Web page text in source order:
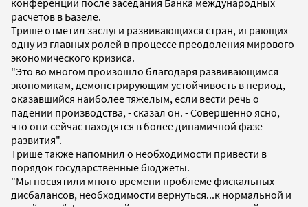
расчетов в Базеле.
Трише отметил заслуги развивающихся стран, играющих
одну из главных ролей в процессе преодоления мирового
экономического кризиса.
"Это во многом произошло благодаря развивающимся
экономикам, демонстрирующим устойчивость в период,
оказавшийся наиболее тяжелым, если вести речь о
падении производства, - сказал он. - Совершенно ясно,
что они сейчас находятся в более динамичной фазе
развития".
Трише также напомнил о необходимости привести в
порядок государственные бюджеты.
"Мы посвятили много времени проблеме фискальных
дисбалансов, необходимости вернуться...к нормальной и